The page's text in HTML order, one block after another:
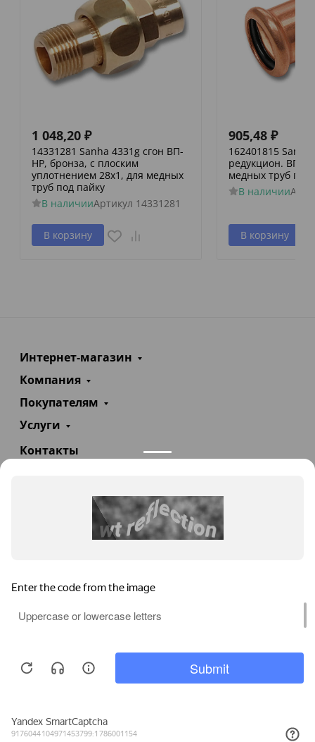
1 048,20 ₽
14331281 Sanha 4331g сгон ВП-
НР, бронза, с плоским
уплотнением 28x1, для медных
труб под пайку
В наличииАртикул 14331281
В корзину
905,48 ₽
162401815
редукцион. ВПр-
медных труб
В наличии
В корзину
Интернет-магазин
Компания
Покупателям
Услуги
Контакты
info@teploexpert.com
Пн—Сб 09:00 – 18:00
TeploExpert.com © 2008 - 2026 Оборудование для
систем отопления, водоснабжения, канализации